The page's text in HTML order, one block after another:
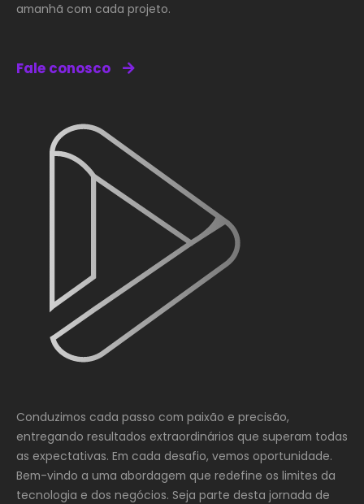
amanhã com cada projeto.
Fale conosco
Conduzimos cada passo com paixão e precisão,
entregando resultados extraordinários que superam todas
as expectativas. Em cada desafio, vemos oportunidade.
Bem-vindo a uma abordagem que redefine os limites da
tecnologia e dos negócios. Seja parte desta jornada de